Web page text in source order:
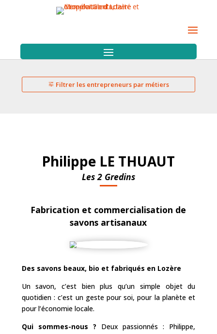
Filtrer les entrepreneurs par métiers
Philippe LE THUAUT
Les 2 Gredins
Fabrication et commercialisation de
savons artisanaux
Des savons beaux, bio et fabriqués en Lozère
Un savon, c’est bien plus qu’un simple objet du
quotidien : c’est un geste pour soi, pour la planète et
pour l’économie locale.
Qui sommes-nous ? Deux passionnés : Philippe,